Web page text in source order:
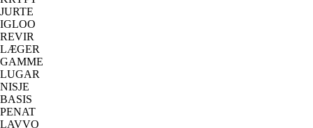
JURTE
IGLOO
REVIR
LÆGER
GAMME
LUGAR
NISJE
BASIS
PENAT
LAVVO